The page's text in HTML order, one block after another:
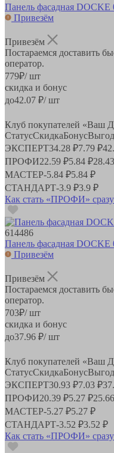
Панель фасадная
Привезём
Привезём
Постараемся доставить
оператор.
779₽/ шт
скидка и бонус
до42.07 ₽/ шт
Клуб покупателей «Ваш
СтатусСкидкаБонус
ЭКСПЕРТ34.28 ₽7.79 ₽
ПРОФИ22.59 ₽5.84 ₽
МАСТЕР-5.84 ₽5.84 ₽
СТАНДАРТ-3.9 ₽3.9 ₽
Как стать «ПРОФИ»
614486
Панель фасадная
Привезём
Привезём
Постараемся доставить
оператор.
703₽/ шт
скидка и бонус
до37.96 ₽/ шт
Клуб покупателей «Ваш
СтатусСкидкаБонус
ЭКСПЕРТ30.93 ₽7.03 ₽
ПРОФИ20.39 ₽5.27 ₽
МАСТЕР-5.27 ₽5.27 ₽
СТАНДАРТ-3.52 ₽3.52 ₽
Как стать «ПРОФИ»